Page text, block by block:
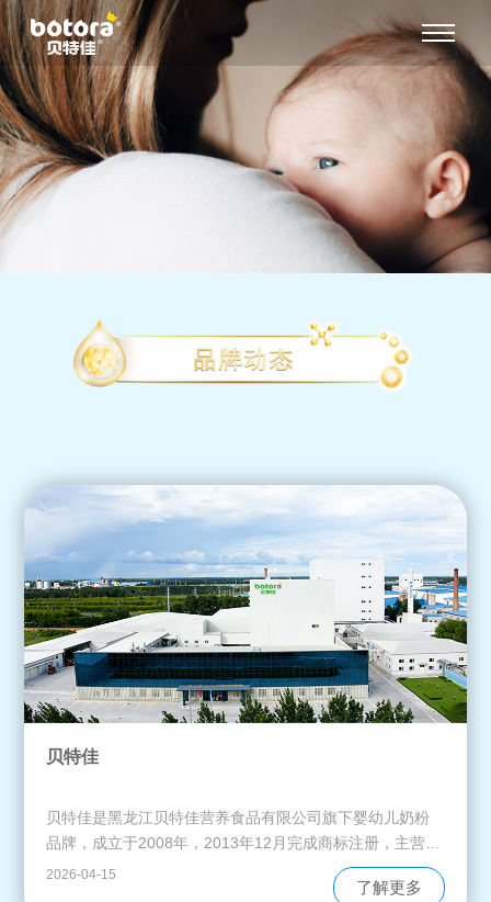
贝特佳
贝特佳是黑龙江贝特佳营养食品有限公司旗下婴幼儿奶粉
品牌，成立于2008年，2013年12月完成商标注册，主营配
方奶粉研发、生产及销售，覆盖婴幼儿至中老年全年龄段
2026-04-15
了解更多